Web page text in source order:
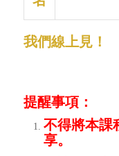
我們線上見！
提醒事項：
不得將本課
享。